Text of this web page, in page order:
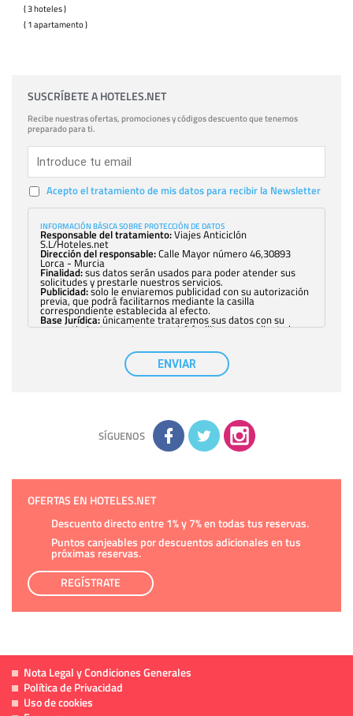
( 3 hoteles )
( 1 apartamento )
SUSCRÍBETE A HOTELES.NET
Recibe nuestras ofertas, promociones y códigos descuento que tenemos
preparado para ti.
Acepto el tratamiento de mis datos para recibir la Newsletter
INFORMACIÓN BÁSICA SOBRE PROTECCIÓN DE DATOS
Responsable del tratamiento:Viajes Anticiclón
S.L/Hoteles.net
Dirección del responsable:Calle Mayor número 46,30893
Lorca - Murcia
Finalidad:sus datos serán usados para poder atender sus
solicitudes y prestarle nuestros servicios.
Publicidad:solo le enviaremos publicidad con su autorización
previa, que podrá facilitarnos mediante la casilla
correspondiente establecida al efecto.
Base Jurídica:únicamente trataremos sus datos con su
consentimiento previo, que podrá facilitarnos mediante la
con carácter general, sólo el personal de
nuestra entidad que esté debidamente autorizado podrá
tener conocimiento de la información que le pedimos. No se
comunicarán datos a terceros.
adicional y detallada sobre cómo tratamos sus datos en la
política de privacidad
ENVIAR
SÍGUENOS
OFERTAS EN HOTELES.NET
Descuento directo entre 1% y 7% en todas tus reservas.
Puntos canjeables por descuentos adicionales en tus
próximas reservas.
REGÍSTRATE
Nota Legal y Condiciones Generales
Política de Privacidad
Uso de cookies